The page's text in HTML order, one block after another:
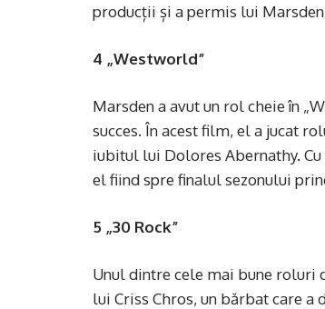
producții și a permis lui
4 „Westworld”
Marsden a avut un rol cheie în
succes. În acest film, el a jucat
iubitul lui Dolores Abernathy.
el fiind spre finalul sezonului
5 „30 Rock”
Unul dintre cele mai bune roluri
lui Criss Chros, un bărbat care